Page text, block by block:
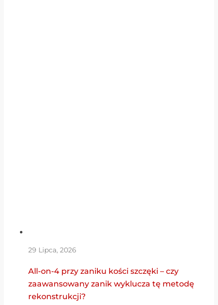
29 Lipca, 2026
All-on-4 przy zaniku kości szczęki – czy
zaawansowany zanik wyklucza tę metodę
rekonstrukcji?